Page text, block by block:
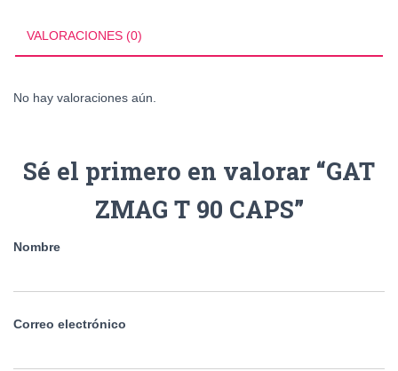
VALORACIONES (0)
No hay valoraciones aún.
Sé el primero en valorar “GAT
ZMAG T 90 CAPS”
Nombre
Correo electrónico